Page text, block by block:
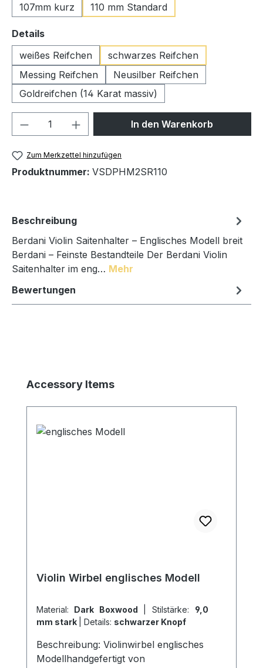
107mm kurz
110 mm Standard
Detailsauswählen
weißes Reifchen
schwarzes Reifchen
Messing Reifchen
Neusilber Reifchen
Goldreifchen (14 Karat massiv)
Produkt Anzahl: Gib denIn den Warenkorb
Zum Merkzettel hinzufügen
Produktnummer: VSDPHM2SR110
Beschreibung
Berdani Violin Saitenhalter – Englisches Modell breit
Berdani – Feinste Bestandteile Der Berdani Violin
Saitenhalter im eng… Mehr
Bewertungen
Produktgalerie überspringen
Accessory Items
Violin Wirbel englisches Modell
Material: Dark Boxwood Stilstärke: 9,0
mm stark
Details: schwarzer Knopf
Beschreibung: Violinwirbel englisches
Modellhandgefertigt von